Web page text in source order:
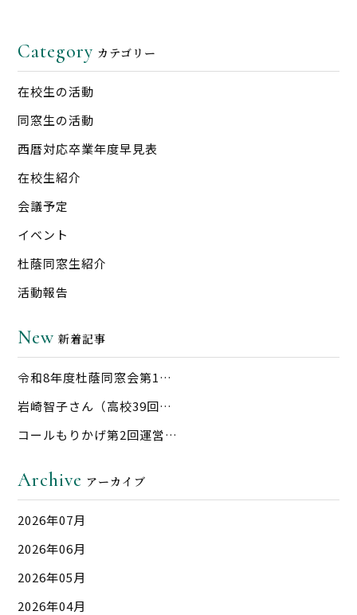
Category カテゴリー
在校生の活動
同窓生の活動
西暦対応卒業年度早見表
在校生紹介
会議予定
イベント
杜蔭同窓生紹介
活動報告
New 新着記事
令和8年度杜蔭同窓会第1…
岩崎智子さん（高校39回…
コールもりかげ第2回運営…
Archive アーカイブ
2026年07月
2026年06月
2026年05月
2026年04月